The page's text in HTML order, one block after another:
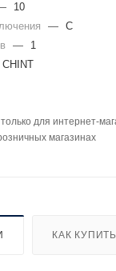
10
— C
—
1
CHINT
для интернет-
магазинах
КАК КУПИТЬ